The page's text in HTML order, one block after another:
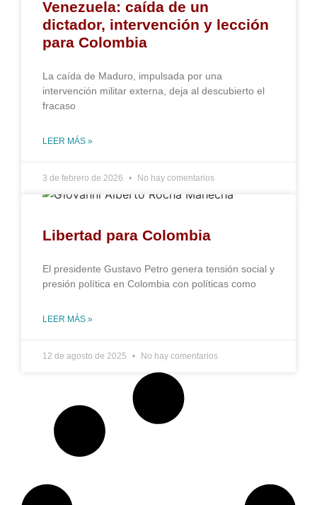
Venezuela: caída de un
dictador, intervención y lección
para Colombia
La caída de Maduro, impulsada por una
intervención militar externa, deja al descubierto el
fracaso
LEER MÁS »
3 de febrero de 2026 No hay comentarios
Libertad para Colombia
El presidente Gustavo Petro genera tensión social y
presión política en Colombia con políticas como
LEER MÁS »
12 de agosto de 2025 No hay comentarios